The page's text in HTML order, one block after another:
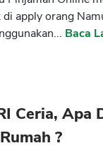
di apply orang
Baca
Ceria, Apa
?